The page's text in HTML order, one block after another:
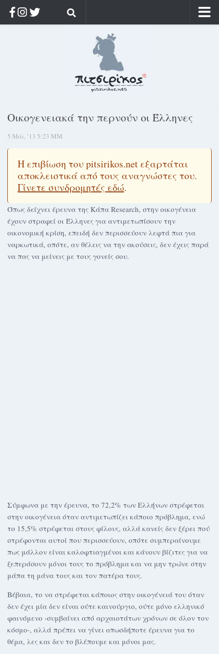
Στοχασμοί & αποφθέγματα
Διαφήμιση
Μόνο για συνδρομητές
Log in
Οικογενειακά την περνούν οι Έλληνες
5 Μάι, ’13 5:23 ΜΜ
Η επιβίωση του pitsirikos.net εξαρτάται
αποκλειστικά από τους αναγνώστες του.
Γίνετε συνδρομητές εδώ.
Όπως δείχνει έρευνα της Κάπα Research, στην οικογένεια
έχουν στραφεί οι Έλληνες για αντιμετωπίσουν την
οικονομική κρίση, επειδή δεν περισσεύουν λεφτά πια για
ναρκωτικά, οπότε, αν θέλεις να την ακούσεις, δεν έχεις παρά
να πας να μείνεις με τους γονείς σου.
Σύμφωνα με την έρευνα, το 72,2% των Ελλήνων στρέφεται
στην οικογένεια όταν αντιμετωπίζει κάποιο πρόβλημα, ενώ
το 15,5% στρέφεται στους φίλους, αλλά κανείς δεν ξέρει πού
στρέφονται αυτοί που περισσεύουν, οπότε συμπεραίνουμε
πως μάλλον είναι καλοφτιαγμένοι και κάνουν βίζιτες για να
ξεπεράσουν μόνοι τους το πρόβλημα και να μην τρώνε στην
μάπα τη μάνα τους και τον πατέρα τους.
Βέβαια, το να στρέφεται κάποιος στην οικογένειά του όταν
δεν έχει μία δεν είναι ούτε καινούργιο, ούτε μόνο ελληνικό
φαινόμενο -συμβαίνει από αρχαιοτάτων χρόνων σε όλον τον
κόσμο-, αλλά πρέπει να γίνει οπωσδήποτε έρευνα για το
θέμα, λες και δεν το βλέπουμε και μόνοι μας.